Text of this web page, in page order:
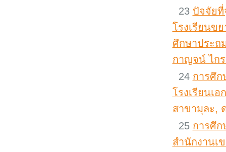
23 ปัจจัยที่
โรงเรียนข
ศึกษาประถ
กาญจน์ ไก
24 การศึก
โรงเรียนเ
สาขามุละ,
25 การศึก
สำนักงานเ